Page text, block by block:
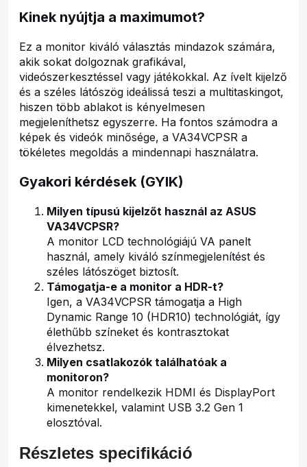
Kinek nyújtja a maximumot?
Ez a monitor kiváló választás mindazok számára,
akik sokat dolgoznak grafikával,
videószerkesztéssel vagy játékokkal. Az ívelt kijelző
és a széles látószög ideálissá teszi a multitaskingot,
hiszen több ablakot is kényelmesen
megjeleníthetsz egyszerre. Ha fontos számodra a
képek és videók minősége, a VA34VCPSR a
tökéletes megoldás a mindennapi használatra.
Gyakori kérdések (GYIK)
Milyen típusú kijelzőt használ az ASUS
VA34VCPSR?
A monitor LCD technológiájú VA panelt
használ, amely kiváló színmegjelenítést és
széles látószöget biztosít.
Támogatja-e a monitor a HDR-t?
Igen, a VA34VCPSR támogatja a High
Dynamic Range 10 (HDR10) technológiát, így
élethűbb színeket és kontrasztokat
élvezhetsz.
Milyen csatlakozók találhatóak a
monitoron?
A monitor rendelkezik HDMI és DisplayPort
kimenetekkel, valamint USB 3.2 Gen 1
elosztóval.
Részletes specifikáció